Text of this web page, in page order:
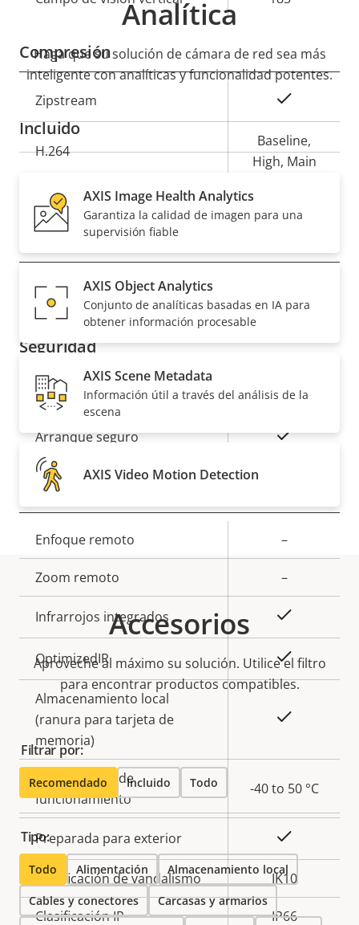
Compresión
Descripción
de
la
Zipstream
H.264
Baseline,
High, Main
H.265
Descripción
de
propiedad
Valor de
la
propiedad
Compatibilidad de audio
Seguridad
Descripción
de
propiedad
Valor de
propiedad
Sistema operativo firmado Sí
Arranque seguro Sí
General
Descripción
de
propiedad
la
Enfoque remoto –
Zoom remoto –
Infrarrojos integrados
OptimizedIR Sí
Almacenamiento local
(ranura para tarjeta de
memoria)
Temperatura de
funcionamiento
-40 to 50 °C
Preparada para exterior
Clasificación de vandalismo IK10
Clasificación IP IP66
Analítica
Haga que su solución de cámara de red sea más
inteligente con analíticas y funcionalidad potentes.
Incluido
AXIS Image Health Analytics
Garantiza la calidad de imagen para una
supervisión fiable
AXIS Object Analytics
Conjunto de analíticas basadas en IA para
obtener información procesable
AXIS Scene Metadata
Información útil a través del análisis de la
escena
AXIS Video Motion Detection
Accesorios
Aproveche al máximo su solución. Utilice el filtro
para encontrar productos compatibles.
Filtrar por:
Recomendado Incluido Todo
Tipo:
Todo Alimentación Almacenamiento local
Cables y conectores Carcasas y armarios